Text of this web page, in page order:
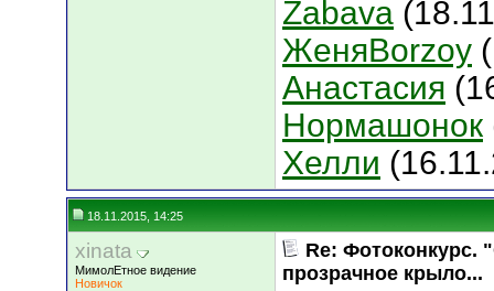
Zabava
ЖеняBorzoy
Анастасия
Нормашонок
Хелли
18.11.2015, 14:25
xinata
МимолЕтное видение
Новичок
Re: Фотоконкурс.
прозрачное крыло...